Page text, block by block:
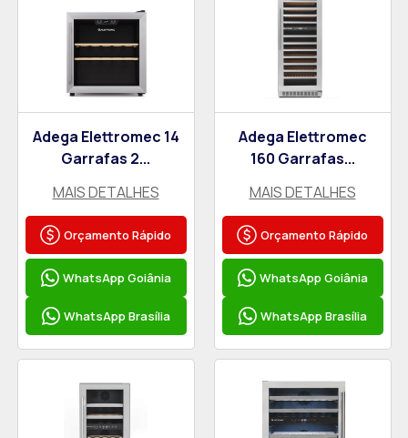
Adega Elettromec 14
Garrafas 2...
MAIS DETALHES
Orçamento Rápido
WhatsApp Goiânia
WhatsApp Brasília
Adega Elettromec
160 Garrafas...
MAIS DETALHES
Orçamento Rápido
WhatsApp Goiânia
WhatsApp Brasília